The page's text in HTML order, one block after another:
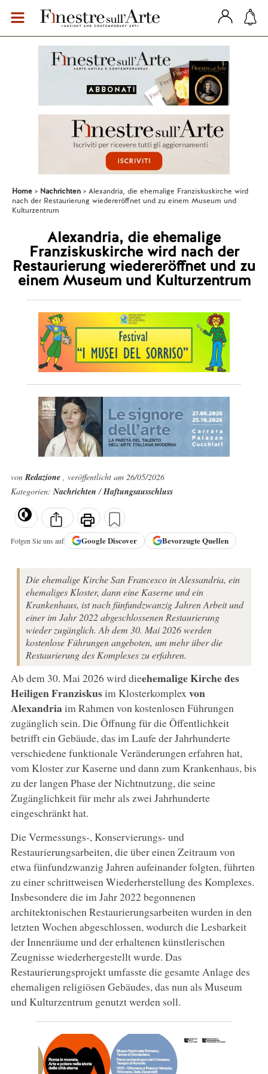
Home Nachrichten
Alexandria, die ehemalige Franziskuskirche wird
nach der Restaurierung wiedereröffnet und zu einem Museum und
Kulturzentrum
Alexandria, die ehemalige
Franziskuskirche wird nach der
Restaurierung wiedereröffnet und zu
einem Museum und Kulturzentrum
vonRedazione , veröffentlicht am 26/05/2026
Kategorien:Nachrichten/Haftungsausschluss
Folgen Sie uns auf GoogleDiscover Bevorzugte Quellen
Die ehemalige Kirche San Francesco in Alessandria, ein
ehemaliges Kloster, dann eine Kaserne und ein
Krankenhaus, ist nach fünfundzwanzig Jahren Arbeit und
einer im Jahr 2022 abgeschlossenen Restaurierung
wieder zugänglich. Ab dem 30. Mai 2026 werden
kostenlose Führungen angeboten, um mehr über die
Restaurierung des Komplexes zu erfahren.
Ab dem 30. Mai 2026 wird dieehemalige Kirche des
Heiligen Franziskusim Klosterkomplex von
Alexandriaim Rahmen von kostenlosen Führungen
zugänglich sein. Die Öffnung für die Öffentlichkeit
betrifft ein Gebäude, das im Laufe der Jahrhunderte
verschiedene funktionale Veränderungen erfahren hat,
vom Kloster zur Kaserne und dann zum Krankenhaus, bis
zu der langen Phase der Nichtnutzung, die seine
Zugänglichkeit für mehr als zwei Jahrhunderte
eingeschränkt hat.
Die Vermessungs-, Konservierungs- und
Restaurierungsarbeiten, die über einen Zeitraum von
etwa fünfundzwanzig Jahren aufeinander folgten, führten
zu einer schrittweisen Wiederherstellung des Komplexes.
Insbesondere die im Jahr 2022 begonnenen
architektonischen Restaurierungsarbeiten wurden in den
letzten Wochen abgeschlossen, wodurch die Lesbarkeit
der Innenräume und der erhaltenen künstlerischen
Zeugnisse wiederhergestellt wurde. Das
Restaurierungsprojekt umfasste die gesamte Anlage des
ehemaligen religiösen Gebäudes, das nun als Museum
und Kulturzentrum genutzt werden soll.